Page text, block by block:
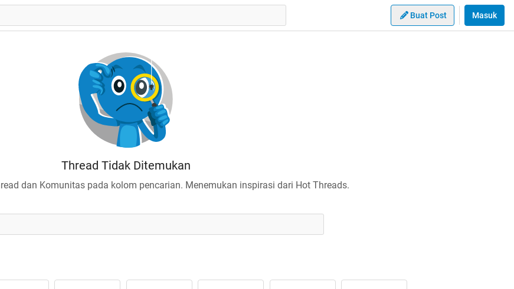
Buat Post Masuk
Thread Tidak Ditemukan
dan Komunitas pada kolom pencarian. Menemukan inspirasi dari Hot Threads.